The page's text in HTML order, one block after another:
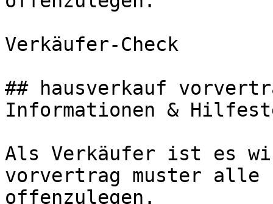
Verkäufer-Check
## hausverkauf
Informationen &
Als Verkäufer ist es
vorvertrag muster alle
offenzulegen.